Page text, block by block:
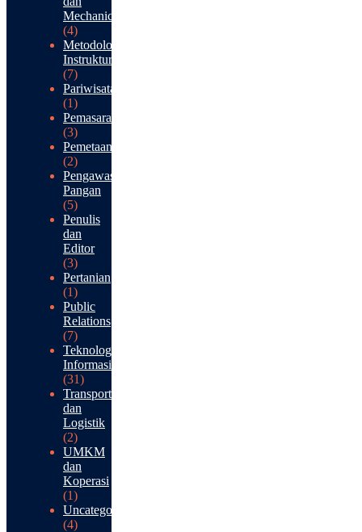
Mechanical
(4)
Metodologi
Instruktur
(7)
Pariwisata
(1)
Pemasaran
(3)
Pemetaan
(2)
Pengawasan
Pangan
(5)
Penulis
dan
Editor
(3)
Pertanian
(1)
Public
Relations
(7)
Teknologi
Informasi
(31)
Transportasi
dan
Logistik
(2)
UMKM
dan
Koperasi
(1)
Uncategorized
(4)